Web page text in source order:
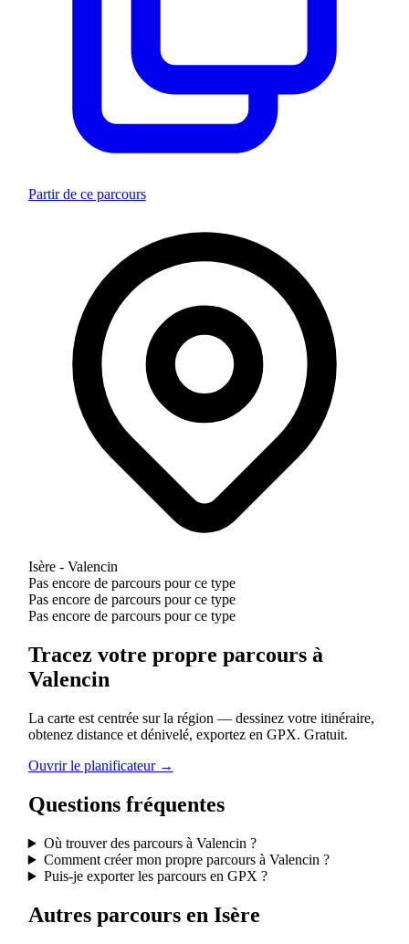
Partir de ce parcours
Isère - Valencin
Pas encore de parcours pour ce type
Pas encore de parcours pour ce type
Pas encore de parcours pour ce type
Tracez votre propre parcours à
Valencin
La carte est centrée sur la région — dessinez votre itinéraire,
obtenez distance et dénivelé, exportez en GPX. Gratuit.
Ouvrir le planificateur →
Questions fréquentes
Où trouver des parcours à Valencin ?
Comment créer mon propre parcours à Valencin ?
Puis-je exporter les parcours en GPX ?
Autres parcours en Isère